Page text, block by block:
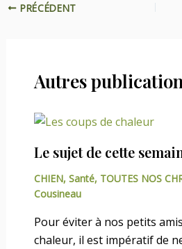
PRÉCÉDENT
Autres
Le sujet de cette
CHIEN, Santé, TOUTES NOS
Cousineau
Pour éviter à nos petits
chaleur, il est impératif de